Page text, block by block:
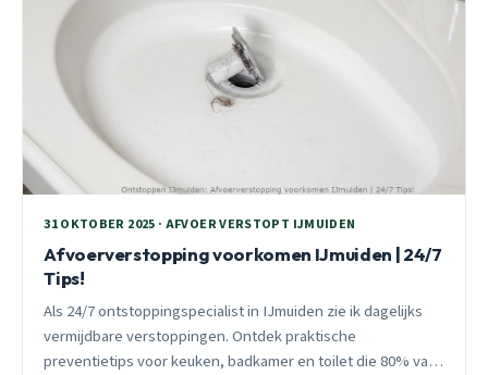
31 OKTOBER 2025 · AFVOER VERSTOPT IJMUIDEN
Afvoerverstopping voorkomen IJmuiden | 24/7
Tips!
Als 24/7 ontstoppingspecialist in IJmuiden zie ik dagelijks
vermijdbare verstoppingen. Ontdek praktische
preventietips voor keuken, badkamer en toilet die 80% van